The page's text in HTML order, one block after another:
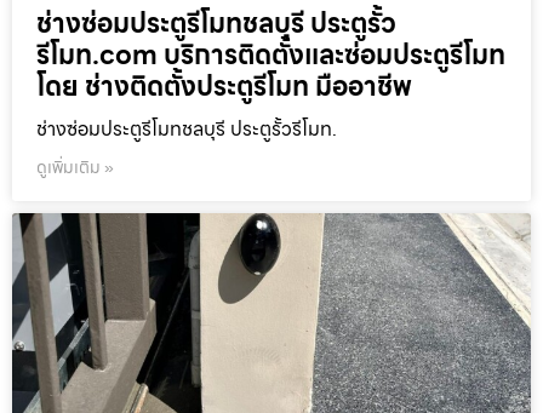
ช่างซ่อมประตูรีโมทชลบุรี ประตูรั้ว
รีโมท.com บริการติดตั้งและซ่อมประตูรีโมท
โดย ช่างติดตั้งประตูรีโมท มืออาชีพ
ช่างซ่อมประตูรีโมทชลบุรี ประตูรั้วรีโมท.
ดูเพิ่มเติม »